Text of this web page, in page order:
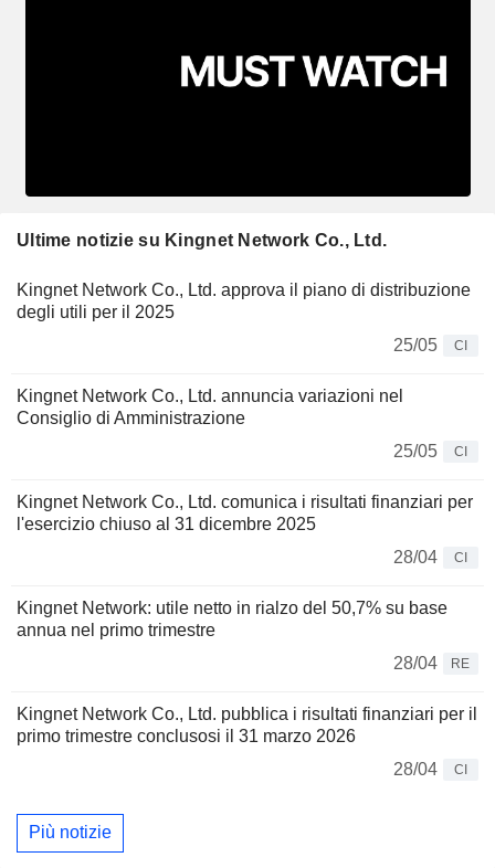
Ultime notizie su Kingnet Network Co., Ltd.
Kingnet Network Co., Ltd. approva il piano di distribuzione
degli utili per il 2025
25/05
CI
Kingnet Network Co., Ltd. annuncia variazioni nel
Consiglio di Amministrazione
25/05
CI
Kingnet Network Co., Ltd. comunica i risultati finanziari per
l'esercizio chiuso al 31 dicembre 2025
28/04
CI
Kingnet Network: utile netto in rialzo del 50,7% su base
annua nel primo trimestre
28/04
RE
Kingnet Network Co., Ltd. pubblica i risultati finanziari per il
primo trimestre conclusosi il 31 marzo 2026
28/04
CI
Più notizie